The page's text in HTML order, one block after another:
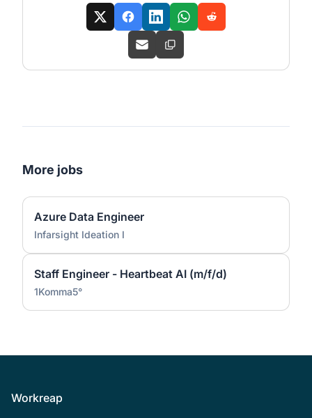
More jobs
Azure Data Engineer
Infarsight Ideation I
Staff Engineer - Heartbeat AI (m/f/d)
1Komma5°
Footer
Workreap